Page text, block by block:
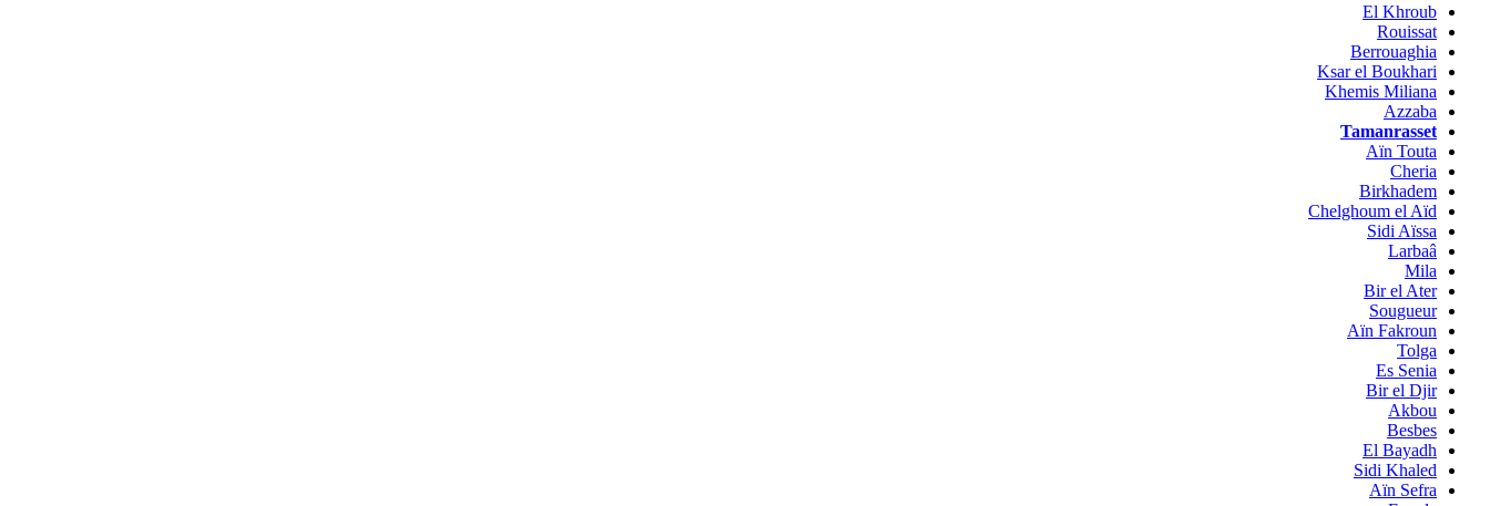
El Khroub
Rouissat
Berrouaghia
Ksar el Boukhari
Khemis Miliana
Azzaba
Tamanrasset
Aïn Touta
Cheria
Birkhadem
Chelghoum el Aïd
Sidi Aïssa
Larbaâ
Mila
Bir el Ater
Sougueur
Aïn Fakroun
Tolga
Es Senia
Bir el Djir
Akbou
Besbes
El Bayadh
Sidi Khaled
Aïn Sefra